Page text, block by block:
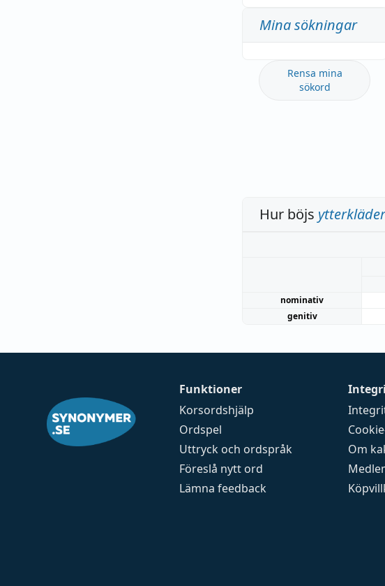
Mina sökningar
Rensa mina
sökord
Hur böjs ytterkläder
nominativ
genitiv
Funktioner
Korsordshjälp
Ordspel
Uttryck och ordspråk
Föreslå nytt ord
Lämna feedback
Om